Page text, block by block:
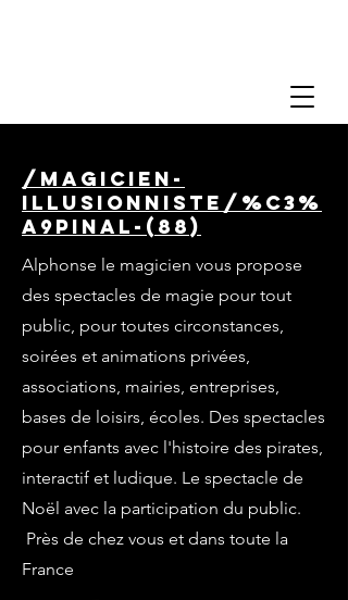
/magicien-
illusionniste/%C3%
A9pinal-(88)
Alphonse le magicien vous propose
des spectacles de magie pour tout
public, pour toutes circonstances,
soirées et animations privées,
associations, mairies, entreprises,
bases de loisirs, écoles. Des spectacles
pour enfants avec l'histoire des pirates,
interactif et ludique. Le spectacle de
Noël avec la participation du public.
Près de chez vous et dans toute la
France